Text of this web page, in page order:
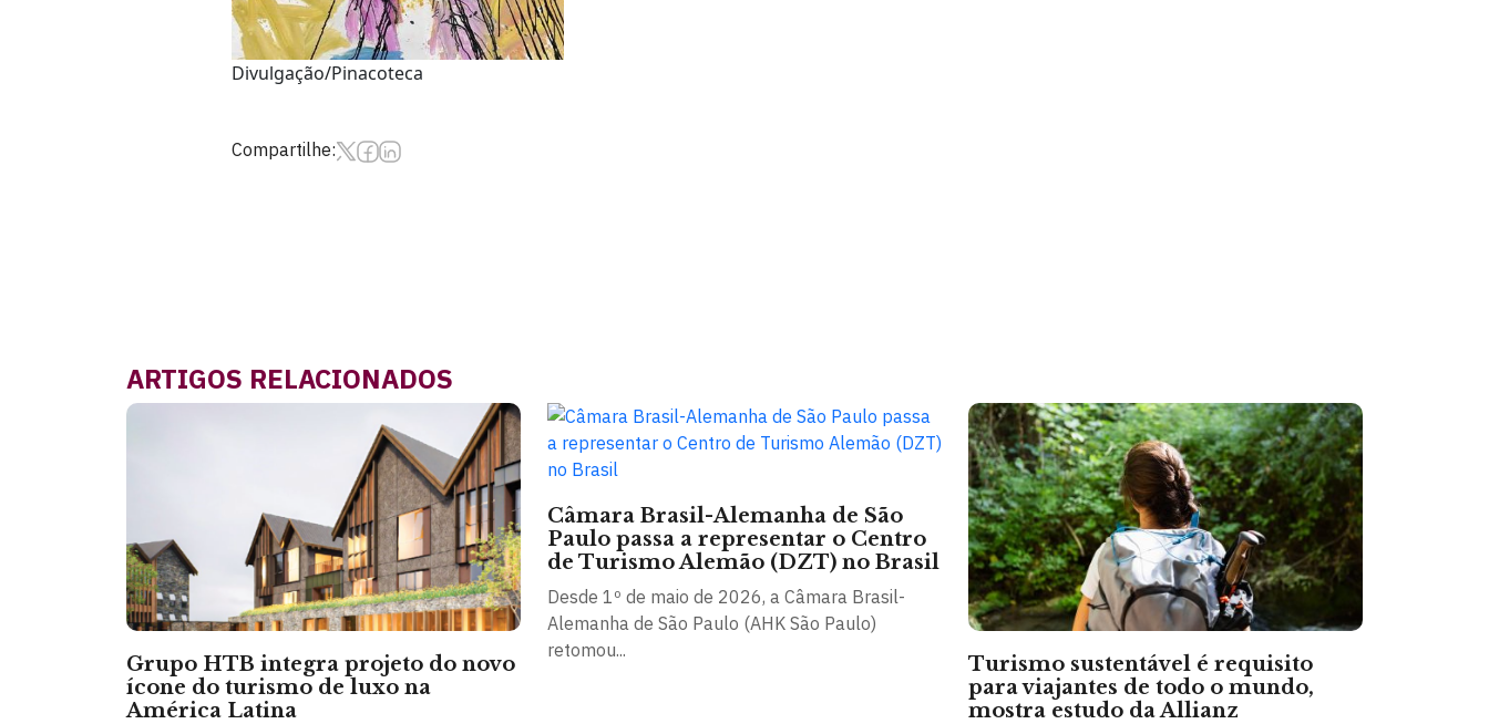
Divulgação/Pinacoteca
Compartilhe:
ARTIGOS RELACIONADOS
Grupo HTB integra projeto do novo
ícone do turismo de luxo na
América Latina
Câmara Brasil-Alemanha de São
Paulo passa a representar o Centro
de Turismo Alemão (DZT) no Brasil
Desde 1º de maio de 2026, a Câmara Brasil-
Alemanha de São Paulo (AHK São Paulo)
retomou...
Turismo sustentável é requisito
para viajantes de todo o mundo,
mostra estudo da Allianz